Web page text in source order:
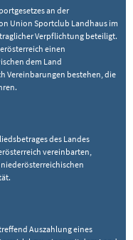
an der
Union Sportclub Landhaus im
Verpflichtung beteiligt.
einen
dem Land
Vereinbarungen bestehen, die
des Landes
vereinbarten,
Auszahlung eines